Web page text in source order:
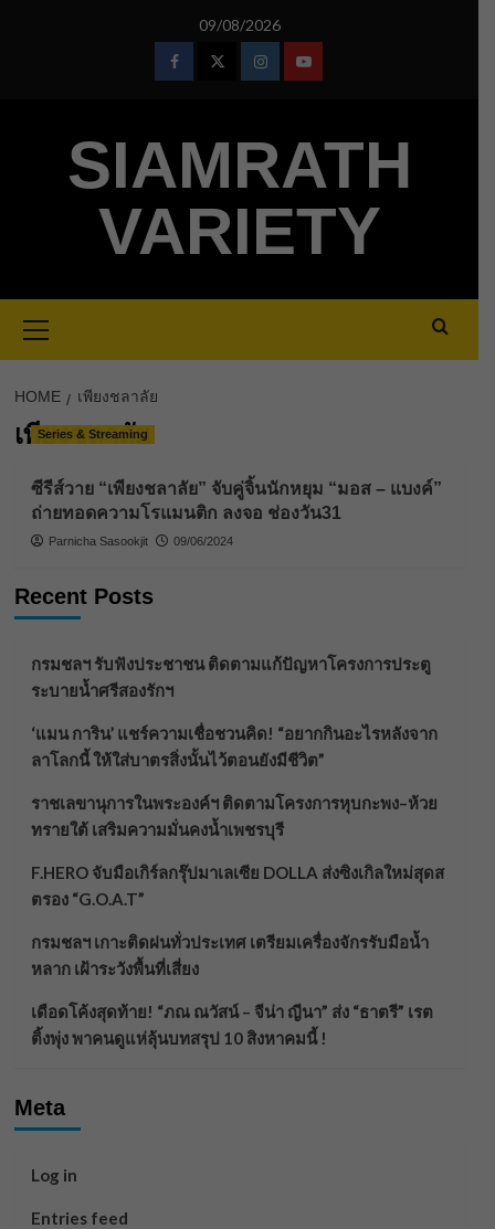
09/08/2026
FacebookTwitterInstagramYoutube
SIAMRATH
VARIETY
Menu
HOME เพียงชลาลัย
เพียงชลาลัย
Series & Streaming
ซีรีส์วาย “เพียงชลาลัย” จับคู่จิ้นนักหยุม “มอส – แบงค์”
ถ่ายทอดความโรแมนติก ลงจอ ช่องวัน31
Parnicha Sasookjit 09/06/2024
Recent Posts
กรมชลฯ รับฟังประชาชน ติดตามแก้ปัญหาโครงการประตู
ระบายน้ำศรีสองรักฯ
‘แมน การิน’ แชร์ความเชื่อชวนคิด! “อยากกินอะไรหลังจาก
ลาโลกนี้ ให้ใส่บาตรสิ่งนั้นไว้ตอนยังมีชีวิต”
ราชเลขานุการในพระองค์ฯ ติดตามโครงการหุบกะพง–ห้วย
ทรายใต้ เสริมความมั่นคงน้ำเพชรบุรี
F.HERO จับมือเกิร์ลกรุ๊ปมาเลเซีย DOLLA ส่งซิงเกิลใหม่สุดส
ตรอง “G.O.A.T”
กรมชลฯ เกาะติดฝนทั่วประเทศ เตรียมเครื่องจักรรับมือน้ำ
หลาก เฝ้าระวังพื้นที่เสี่ยง
เดือดโค้งสุดท้าย! “ภณ ณวัสน์ – จีน่า ญีนา” ส่ง “ธาตรี” เรต
ติ้งพุ่ง พาคนดูแห่ลุ้นบทสรุป 10 สิงหาคมนี้ !
Meta
Log in
Entries feed